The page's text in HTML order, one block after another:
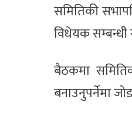
समितिकी
विधेयक सम्बन्धी
बैठकमा
बनाउनुपर्नेमा